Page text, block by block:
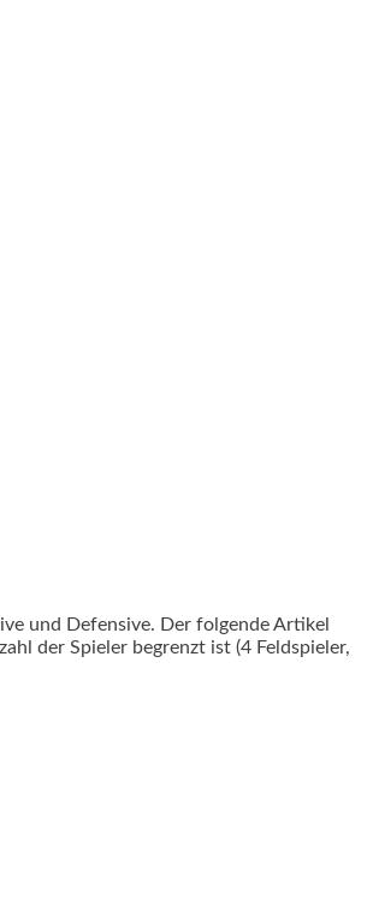
und Defensive. Der folgende Artikel
der Spieler begrenzt ist (4 Feldspieler,